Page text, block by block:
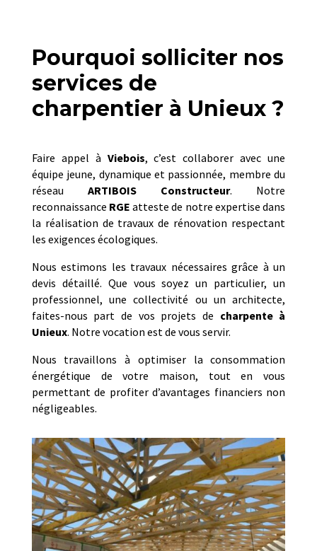
Pourquoi solliciter nos
services de
charpentier à Unieux ?
Faire appel à Viebois, c’est collaborer avec une
équipe jeune, dynamique et passionnée, membre du
réseau ARTIBOIS Constructeur. Notre
reconnaissance RGE atteste de notre expertise dans
la réalisation de travaux de rénovation respectant
les exigences écologiques.
Nous estimons les travaux nécessaires grâce à un
devis détaillé. Que vous soyez un particulier, un
professionnel, une collectivité ou un architecte,
faites-nous part de vos projets de charpente à
Unieux. Notre vocation est de vous servir.
Nous travaillons à optimiser la consommation
énergétique de votre maison, tout en vous
permettant de profiter d’avantages financiers non
négligeables.